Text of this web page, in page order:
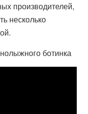
производителей,
несколько
ботинка